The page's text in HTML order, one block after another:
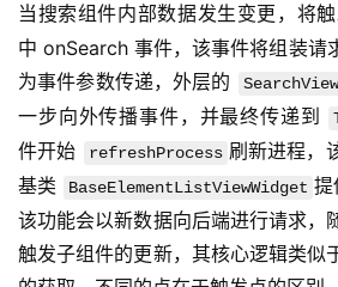
当搜索组件内部数据发生变更，将
中 onSearch 事件，该事件将组装请
为事件参数传递，外层的
SearchView
一步向外传播事件，并最终传递到
件开始
refreshProcess 刷新进程，
基类
BaseElementListViewWidget 提
该功能会以新数据向后端进行请求，
触发子组件的更新，其核心逻辑类似